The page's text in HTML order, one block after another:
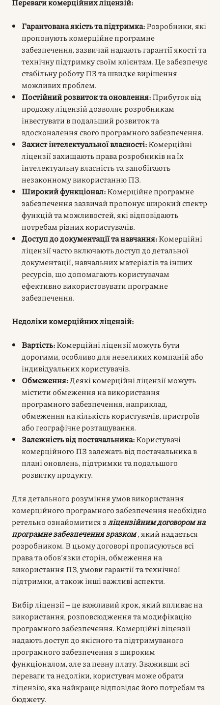
Гарантована якість та підтримка:Розробники, які
пропонують комерційне програмне
забезпечення, зазвичай надають гарантії якості та
технічну підтримку своїм клієнтам. Це забезпечує
стабільну роботу ПЗ та швидке вирішення
можливих проблем.
Постійний розвиток та оновлення:Прибуток від
продажу ліцензій дозволяє розробникам
інвестувати в подальший розвиток та
вдосконалення свого програмного забезпечення.
Захист інтелектуальної власності:Комерційні
ліцензії захищають права розробників на їх
інтелектуальну власність та запобігають
незаконному використанню ПЗ.
Широкий функціонал:Комерційне програмне
забезпечення зазвичай пропонує широкий спектр
функцій та можливостей, які відповідають
потребам різних користувачів.
Доступ до документації та навчання:Комерційні
ліцензії часто включають доступ до детальної
документації, навчальних матеріалів та інших
ресурсів, що допомагають користувачам
ефективно використовувати програмне
забезпечення.
Недоліки комерційних ліцензій:
Вартість:Комерційні ліцензії можуть бути
дорогими, особливо для невеликих компаній або
індивідуальних користувачів.
Обмеження:Деякі комерційні ліцензії можуть
містити обмеження на використання
програмного забезпечення, наприклад,
обмеження на кількість користувачів, пристроїв
або географічне розташування.
Залежність від постачальника:Користувачі
комерційного ПЗ залежать від постачальника в
плані оновлень, підтримки та подальшого
розвитку продукту.
Для детального розуміння умов використання
комерційного програмного забезпечення необхідно
ретельно ознайомитися зліцензійним договором на
програмне забезпечення зразком, який надається
розробником. В цьому договорі прописуються всі
права та обов’язки сторін, обмеження на
використання ПЗ, умови гарантії та технічної
підтримки, а також інші важливі аспекти.
Вибір ліцензії – це важливий крок, який впливає на
використання, розповсюдження та модифікацію
програмного забезпечення. Комерційні ліцензії
надають доступ до якісного та підтримуваного
програмного забезпечення з широким
функціоналом, але за певну плату. Зваживши всі
переваги та недоліки, користувач може обрати
ліцензію, яка найкраще відповідає його потребам та
бюджету.